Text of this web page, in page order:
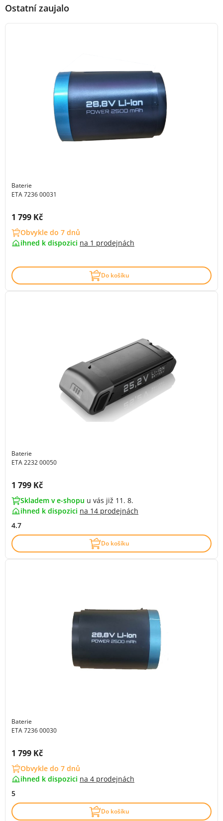
Ostatní zaujalo
Baterie
ETA 7236 00031
Cena s DPH:
1 799 Kč
Obvykle do 7 dnů
ihned k dispozici na 1 prodejnách
Do košíku
Baterie
ETA 2232 00050
Cena s DPH:
1 799 Kč
Skladem v e-shopu u vás již 11. 8.
ihned k dispozici na 14 prodejnách
4.7
Do košíku
Baterie
ETA 7236 00030
Cena s DPH:
1 799 Kč
Obvykle do 7 dnů
ihned k dispozici na 4 prodejnách
5
Do košíku